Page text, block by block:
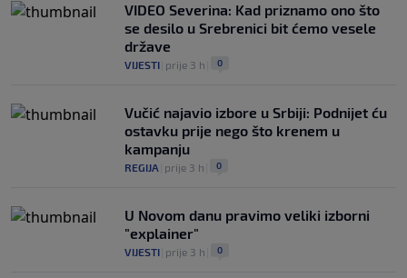
VIDEO Severina: Kad priznamo ono što
se desilo u Srebrenici bit ćemo vesele
države
VIJESTI prije 3 h 0
Vučić najavio izbore u Srbiji: Podnijet ću
ostavku prije nego što krenem u
kampanju
REGIJA prije 3 h 0
U Novom danu pravimo veliki izborni
"explainer"
VIJESTI prije 3 h 0